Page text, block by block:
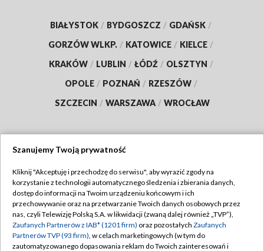
BIAŁYSTOK / BYDGOSZCZ / GDAŃSK /
GORZÓW WLKP. / KATOWICE / KIELCE /
KRAKÓW / LUBLIN / ŁÓDŹ / OLSZTYN /
OPOLE / POZNAŃ / RZESZÓW /
SZCZECIN / WARSZAWA / WROCŁAW
TVP
Abonament TVP
Emisja w TVP
Centrum informacji TVP
Regulamin TVP
Polityka prywatności
Moje zgody
Szanujemy Twoją prywatność
Kliknij "Akceptuję i przechodzę do serwisu", aby wyrazić zgody na
korzystanie z technologii automatycznego śledzenia i zbierania danych,
dostęp do informacji na Twoim urządzeniu końcowym i ich
przechowywanie oraz na przetwarzanie Twoich danych osobowych przez
nas, czyli Telewizję Polską S.A. w likwidacji (zwaną dalej również „TVP”),
Zaufanych Partnerów z IAB* (1201 firm) oraz pozostałych Zaufanych
Partnerów TVP (93 firm), w celach marketingowych (w tym do
zautomatyzowanego dopasowania reklam do Twoich zainteresowań i